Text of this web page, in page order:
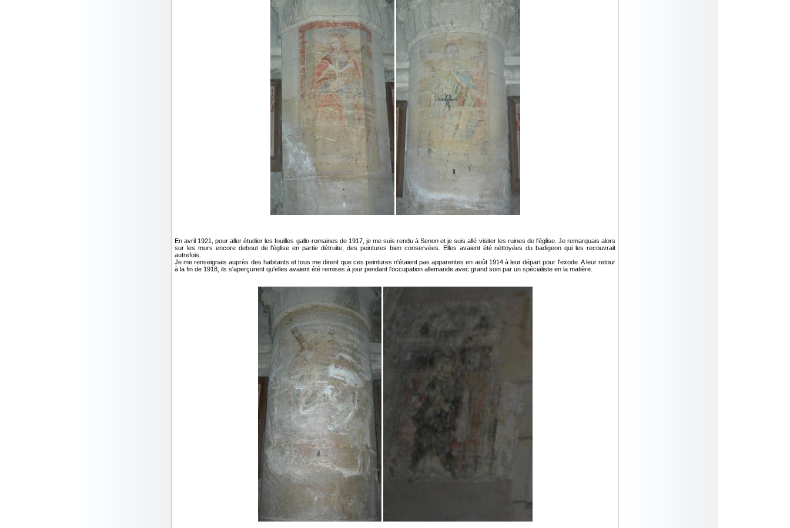
En avril 1921, pour aller étudier les fouilles gallo-romaines de 1917, je me suis rendu à Senon et je suis allé visiter les ruines de l'église. Je remarquais alors
sur les murs encore debout de l'église en partie détruite, des peintures bien conservées. Elles avaient été néttoyées du badigeon qui les recouvrait
autrefois.
Je me renseignais auprès des habitants et tous me dirent que ces peintures n'étaient pas apparentes en août 1914 à leur départ pour l'exode. A leur retour
à la fin de 1918, ils s'aperçurent qu'elles avaient été remises à jour pendant l'occupation allemande avec grand soin par un spécialiste en la matière.